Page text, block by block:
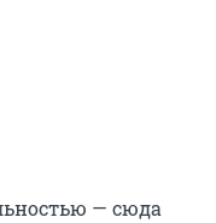
— сюда